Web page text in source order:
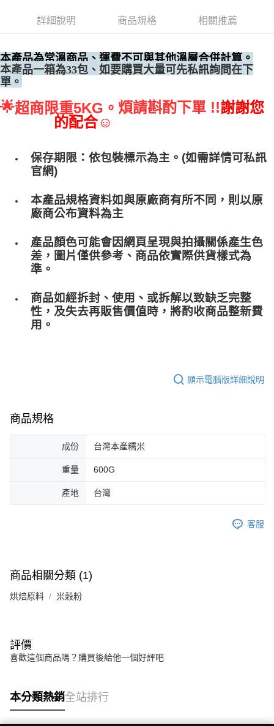
詳細說明 商品規格 相關推薦
本產品為常溫商品、運費不可與其他溫層合併計算。
本產品一箱為33包 、如要購買大量可先私訊詢問在下
單。
🌟超商限重5KG。 煩請斟酌下單 !!謝謝您
的配合☺
保存期限：依包裝標示為主。(如需詳情可私訊
官網)
本產品規格資料如與原廠商有所不同，則以原
廠商公布資料為主
產品顏色可能會因網頁呈現與拍攝關係產生色
差，圖片僅供參考、商品依實際供貨樣式為
準。
商品如經拆封、使用、或拆解以致缺乏完整
性，及失去再販售價值時，將酌收商品整﻿新費
用。
顯示電腦版詳細說明
商品規格
成份 台灣本產糯米
重量 600G
產地 台灣
客服
商品相關分類 (1)
烘焙原料 米穀粉
評價
喜歡這個商品嗎？購買後給他一個好評吧
本分類熱銷全站排行